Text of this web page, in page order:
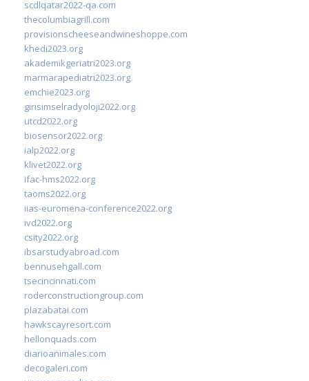
scdlqatar2022-qa.com
thecolumbiagrill.com
provisionscheeseandwineshoppe.com
khedi2023.org
akademikgeriatri2023.org
marmarapediatri2023.org
emchie2023.org
girisimselradyoloji2022.org
utcd2022.org
biosensor2022.org
ialp2022.org
klivet2022.org
ifac-hms2022.org
taoms2022.org
iias-euromena-conference2022.org
ivd2022.org
csity2022.org
ibsarstudyabroad.com
bennusehgall.com
tsecincinnati.com
roderconstructiongroup.com
plazabatai.com
hawkscayresort.com
hellonquads.com
diarioanimales.com
decogaleri.com